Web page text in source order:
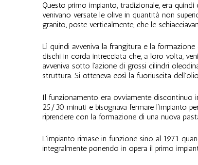
Questo primo impianto, tradizionale, era
venivano versate le olive in quantità non
granito, poste verticalmente, che le
Lì quindi avveniva la frangitura e la
dischi in corda intrecciata che, a loro volta,
avveniva sotto l’azione di grossi cilindri
struttura. Si otteneva così la fuoriuscita
Il funzionamento era ovviamente discontinuo
25/30 minuti e bisognava fermare l’impianto
riprendere con la formazione di una nuova
L’impianto rimase in funzione sino al 1971
integralmente ponendo in opera il primo